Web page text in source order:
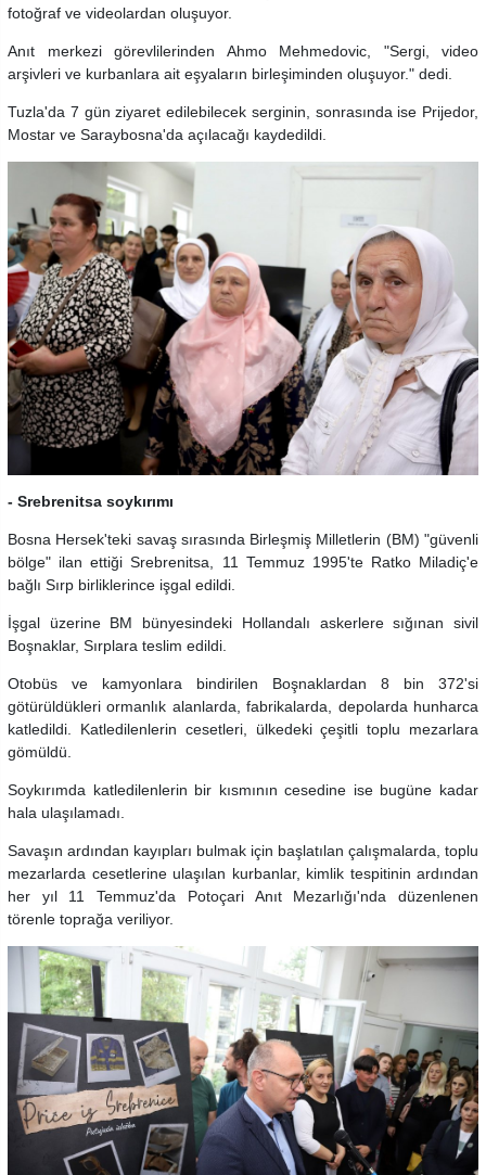
fotoğraf ve videolardan oluşuyor.
Anıt merkezi görevlilerinden Ahmo Mehmedovic, "Sergi, video
arşivleri ve kurbanlara ait eşyaların birleşiminden oluşuyor." dedi.
Tuzla'da 7 gün ziyaret edilebilecek serginin, sonrasında ise Prijedor,
Mostar ve Saraybosna'da açılacağı kaydedildi.
- Srebrenitsa soykırımı
Bosna Hersek'teki savaş sırasında Birleşmiş Milletlerin (BM) "güvenli
bölge" ilan ettiği Srebrenitsa, 11 Temmuz 1995'te Ratko Miladiç'e
bağlı Sırp birliklerince işgal edildi.
İşgal üzerine BM bünyesindeki Hollandalı askerlere sığınan sivil
Boşnaklar, Sırplara teslim edildi.
Otobüs ve kamyonlara bindirilen Boşnaklardan 8 bin 372'si
götürüldükleri ormanlık alanlarda, fabrikalarda, depolarda hunharca
katledildi. Katledilenlerin cesetleri, ülkedeki çeşitli toplu mezarlara
gömüldü.
Soykırımda katledilenlerin bir kısmının cesedine ise bugüne kadar
hala ulaşılamadı.
Savaşın ardından kayıpları bulmak için başlatılan çalışmalarda, toplu
mezarlarda cesetlerine ulaşılan kurbanlar, kimlik tespitinin ardından
her yıl 11 Temmuz'da Potoçari Anıt Mezarlığı'nda düzenlenen
törenle toprağa veriliyor.